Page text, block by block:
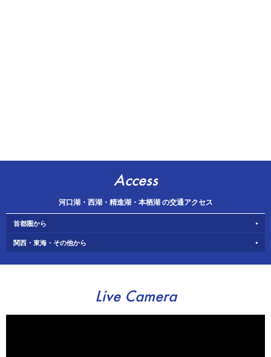
Access
河口湖・西湖・精進湖・本栖湖 の交通アクセス
首都圏から
関西・東海・その他から
Live Camera